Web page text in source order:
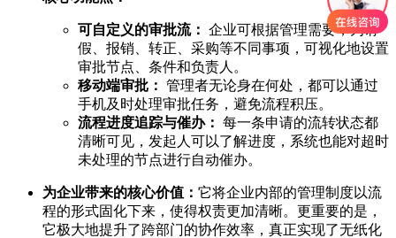
可自定义的审批流： 企业可根据管理需要，为请
假、报销、转正、采购等不同事项，可视化地设置
审批节点、条件和负责人。
移动端审批： 管理者无论身在何处，都可以通过
手机及时处理审批任务，避免流程积压。
流程进度追踪与催办： 每一条申请的流转状态都
清晰可见，发起人可以了解进度，系统也能对超时
未处理的节点进行自动催办。
为企业带来的核心价值： 它将企业内部的管理制度以流
程的形式固化下来，使得权责更加清晰。更重要的是，
它极大地提升了跨部门的协作效率，真正实现了无纸化